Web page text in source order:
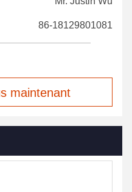
86-18129801081
maintenant